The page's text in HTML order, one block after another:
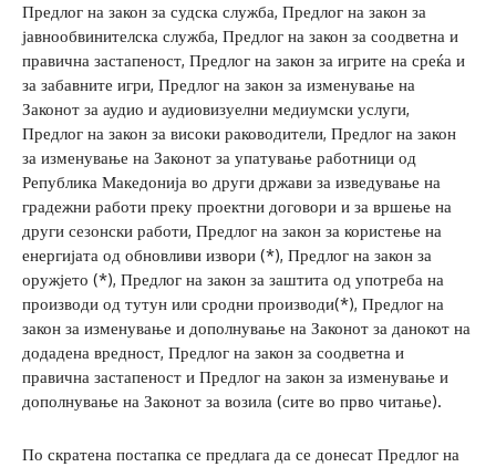
Предлог на закон за судска служба, Предлог на закон за
јавнообвинителска служба, Предлог на закон за соодветна и
правична застапеност, Предлог на закон за игрите на среќа и
за забавните игри, Предлог на закон за изменување на
Законот за аудио и аудиовизуелни медиумски услуги,
Предлог на закон за високи раководители, Предлог на закон
за изменување на Законот за упатување работници од
Република Македонија во други држави за изведување на
градежни работи преку проектни договори и за вршење на
други сезонски работи, Предлог на закон за користење на
енергијата од обновливи извори (*), Предлог на закон за
оружјето (*), Предлог на закон за заштита од употреба на
производи од тутун или сродни производи(*), Предлог на
закон за изменување и дополнување на Законот за данокот на
додадена вредност, Предлог на закон за соодветна и
правична застапеност и Предлог на закон за изменување и
дополнување на Законот за возила (сите во прво читање).
По скратена постапка се предлага да се донесат Предлог на